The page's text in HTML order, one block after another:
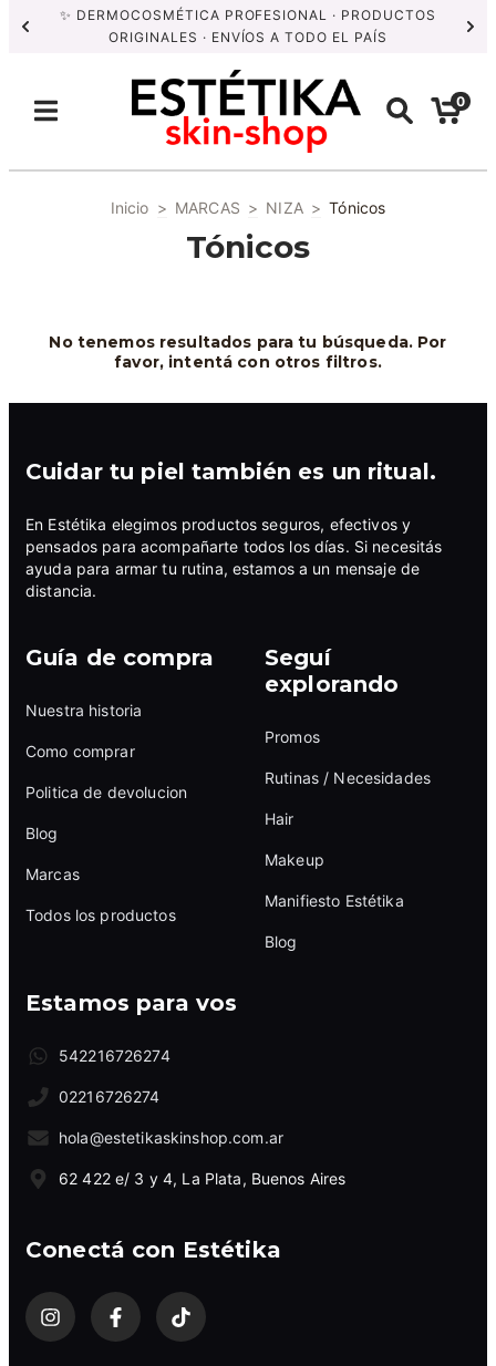
✨ DERMOCOSMÉTICA PROFESIONAL · PRODUCTOS
ORIGINALES · ENVÍOS A TODO EL PAÍS
0
Inicio > MARCAS > NIZA > Tónicos
Tónicos
No tenemos resultados para tu búsqueda. Por
favor, intentá con otros filtros.
Cuidar tu piel también es un ritual.
En Estétika elegimos productos seguros, efectivos y
pensados para acompañarte todos los días. Si necesitás
ayuda para armar tu rutina, estamos a un mensaje de
distancia.
Guía de compra
Nuestra historia
Como comprar
Politica de devolucion
Blog
Marcas
Todos los productos
Seguí
explorando
Promos
Rutinas / Necesidades
Hair
Makeup
Manifiesto Estétika
Blog
Estamos para vos
542216726274
02216726274
hola@estetikaskinshop.com.ar
62 422 e/ 3 y 4, La Plata, Buenos Aires
Conectá con Estétika